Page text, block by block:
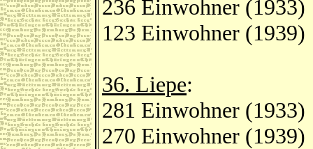
236 Einwohner (1933)
123 Einwohner (1939)
36. Liepe:
281 Einwohner (1933)
270 Einwohner (1939)